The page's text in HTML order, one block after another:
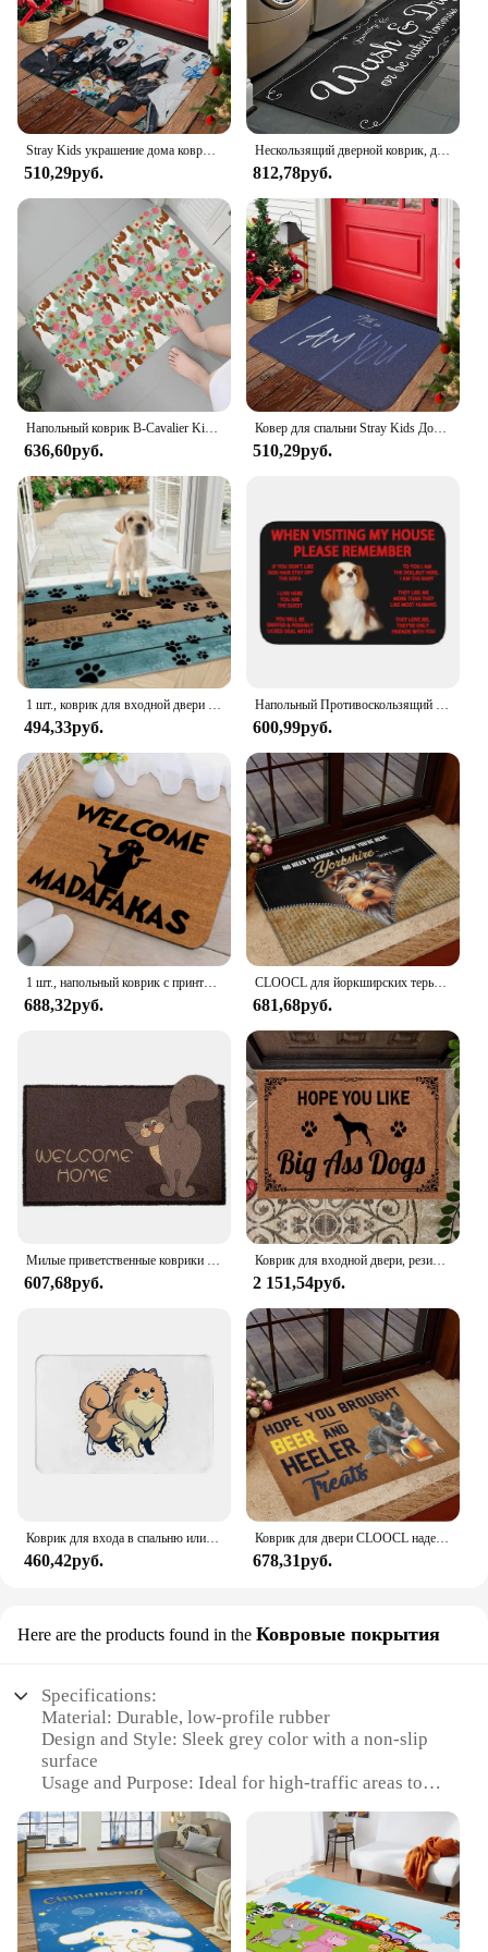
510,29руб.
Нескользящий дверной коврик, для прачечной, пола, входной дверной коврик, декор для ванной, кухни, ковер с надписью
812,78руб.
636,60руб.
Ковер для спальни Stray Kids Домашние входные коврики Коврики для ванной Коврик для ванной Коврик для кухни Ковры Коврик для входной двери Ноги
510,29руб.
1 шт., коврик для входной двери с принтом «собачьи лапы»
494,33руб.
Напольный Противоскользящий коврик для входа в кухню или ванную комнату, с рисунком собаки
600,99руб.
1 шт., напольный коврик с принтом «Hello Madafakas»
688,32руб.
CLOOCL для йоркширских терьеров, собаки, искусственная кожа, напольный коврик, кухонный коврик, домашние/ванные Противоскользящие коврики, дверные коврики
681,68руб.
Милые приветственные коврики для входной двери для улицы для входной двери сверхпрочный дверной коврик для щенков кошек животных напольный коврик для легкой чистки
607,68руб.
Коврик для входной двери, резиновый, нескользящий, 23,6x15,7 дюйма
2 151,54руб.
Коврик для входа в спальню или на балконе, из полиэстера
460,42руб.
Коврик для двери CLOOCL надеюсь, что вы принесли пиво и бишон фризе, коврик для собак, подарок для любителей пива, 3D Противоскользящий абсорбирующий дверной коврик
678,31руб.
Here are the products found in the Ковровые покрытия
Specifications:
Material: Durable, low-profile rubber
Design and Style: Sleek grey color with a non-slip
surface
Usage and Purpose: Ideal for high-traffic areas to
Typical Adaptive Scenario: Perfect for indoor and
outdoor use, especially near entryways
Shape or Size or Weight or Quantity: Available in
multiple sizes to fit various door sizes
Performance and Property: Easy to clean, maintains
its shape over time